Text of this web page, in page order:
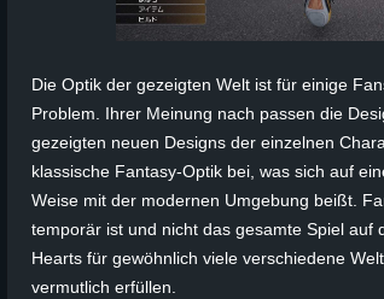
o
g
!
Die Optik der gezeigten Welt ist für einige
Problem. Ihrer Meinung nach passen die
gezeigten neuen Designs der einzelnen
klassische Fantasy-Optik bei, was sich auf
Weise mit der modernen Umgebung beißt.
temporär ist und nicht das gesamte Spiel auf
Hearts für gewöhnlich viele verschiedene
vermutlich erfüllen.